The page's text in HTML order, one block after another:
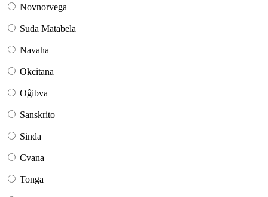
Novnorvega
Suda Matabela
Navaha
Okcitana
Oĝibva
Sanskrito
Sinda
Cvana
Tonga